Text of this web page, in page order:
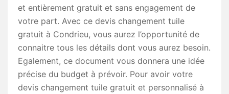
et entièrement gratuit et sans engagement de
votre part. Avec ce devis changement tuile
gratuit à Condrieu, vous aurez l’opportunité de
connaitre tous les détails dont vous aurez besoin.
Egalement, ce document vous donnera une idée
précise du budget à prévoir. Pour avoir votre
devis changement tuile gratuit et personnalisé à